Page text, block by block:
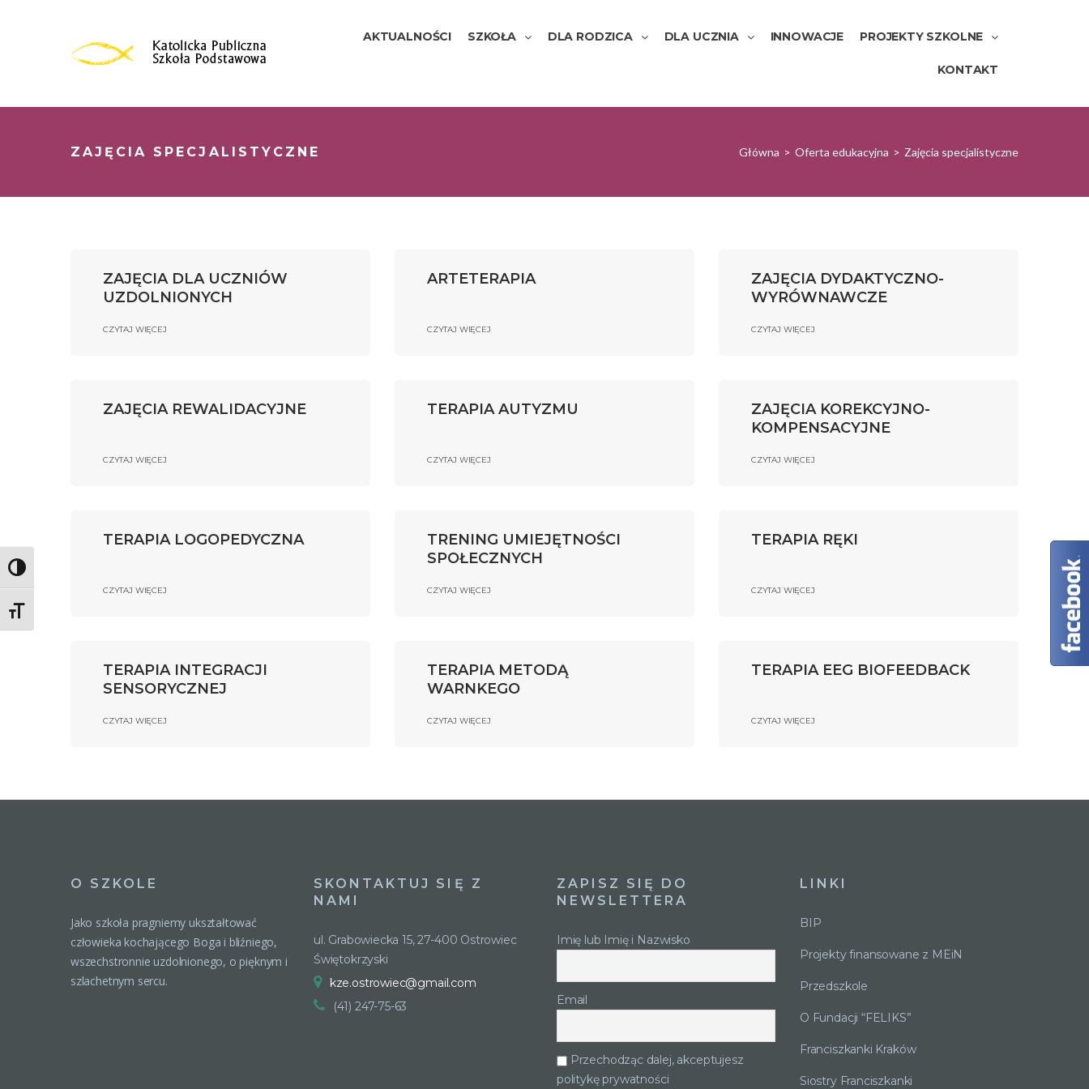
Toggle High Contrast
Toggle Font size
AKTUALNOŚCI SZKOŁA DLA RODZICA DLA UCZNIA INNOWACJE PROJEKTY SZKOLNE
KONTAKT
ZAJĘCIA SPECJALISTYCZNE Główna > Oferta edukacyjna > Zajęcia specjalistyczne
ZAJĘCIA DLA UCZNIÓW
UZDOLNIONYCH
CZYTAJ WIĘCEJ
ARTETERAPIA
CZYTAJ WIĘCEJ
ZAJĘCIA DYDAKTYCZNO-
WYRÓWNAWCZE
CZYTAJ WIĘCEJ
ZAJĘCIA REWALIDACYJNE
CZYTAJ WIĘCEJ
TERAPIA AUTYZMU
CZYTAJ WIĘCEJ
ZAJĘCIA KOREKCYJNO-
KOMPENSACYJNE
CZYTAJ WIĘCEJ
TERAPIA LOGOPEDYCZNA
CZYTAJ WIĘCEJ
TRENING UMIEJĘTNOŚCI
SPOŁECZNYCH
CZYTAJ WIĘCEJ
TERAPIA RĘKI
CZYTAJ WIĘCEJ
TERAPIA INTEGRACJI
SENSORYCZNEJ
CZYTAJ WIĘCEJ
TERAPIA METODĄ
WARNKEGO
CZYTAJ WIĘCEJ
TERAPIA EEG BIOFEEDBACK
CZYTAJ WIĘCEJ
O SZKOLE
Jako szkoła pragniemy ukształtować
człowieka kochającego Boga i bliźniego,
wszechstronnie uzdolnionego, o pięknym i
szlachetnym sercu.
SKONTAKTUJ SIĘ Z
NAMI
ul. Grabowiecka 15, 27-400 Ostrowiec
Świętokrzyski
kze.ostrowiec@gmail.com
(41) 247-75-63
ZAPISZ SIĘ DO
NEWSLETTERA
Imię lub Imię i Nazwisko
Email
Przechodząc dalej, akceptujesz
politykę prywatności
LINKI
BIP
Projekty finansowane z MEiN
Przedszkole
O Fundacji “FELIKS”
Franciszkanki Kraków
Siostry Franciszkanki